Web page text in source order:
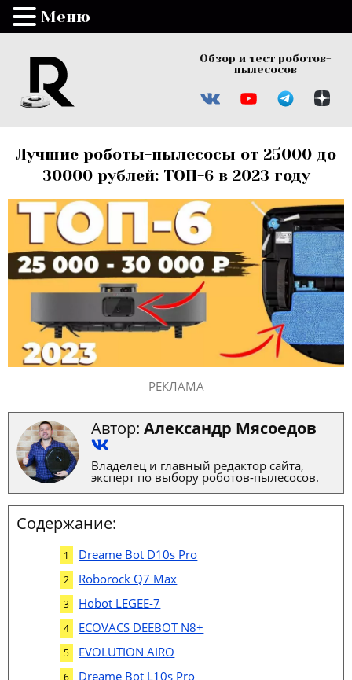
Обзор и тест роботов-
пылесосов
Лучшие роботы-пылесосы от 25000 до
30000 рублей: ТОП-6 в 2023 году
РЕКЛАМА
Автор: Александр Мясоедов
Владелец и главный редактор сайта,
эксперт по выбору роботов-пылесосов.
Содержание:
Dreame Bot D10s Pro
Roborock Q7 Max
Hobot LEGEE-7
ECOVACS DEEBOT N8+
EVOLUTION AIRO
Dreame Bot L10s Pro
Меню